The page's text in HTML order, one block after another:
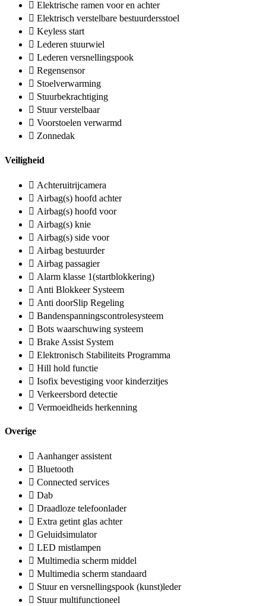
Elektrische ramen voor en achter
Elektrisch verstelbare bestuurdersstoel
Keyless start
Lederen stuurwiel
Lederen versnellingspook
Regensensor
Stoelverwarming
Stuurbekrachtiging
Stuur verstelbaar
Voorstoelen verwarmd
Zonnedak
Veiligheid
Achteruitrijcamera
Airbag(s) hoofd achter
Airbag(s) hoofd voor
Airbag(s) knie
Airbag(s) side voor
Airbag bestuurder
Airbag passagier
Alarm klasse 1(startblokkering)
Anti Blokkeer Systeem
Anti doorSlip Regeling
Bandenspanningscontrolesysteem
Bots waarschuwing systeem
Brake Assist System
Elektronisch Stabiliteits Programma
Hill hold functie
Isofix bevestiging voor kinderzitjes
Verkeersbord detectie
Vermoeidheids herkenning
Overige
Aanhanger assistent
Bluetooth
Connected services
Dab
Draadloze telefoonlader
Extra getint glas achter
Geluidsimulator
LED mistlampen
Multimedia scherm middel
Multimedia scherm standaard
Stuur en versnellingspook (kunst)leder
Stuur multifunctioneel